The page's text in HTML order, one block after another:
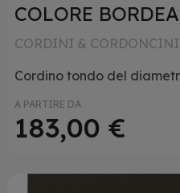
COLORE
CORDINI & CORDONCINI
Cordino tondo del
A PARTIRE DA
183,00 €